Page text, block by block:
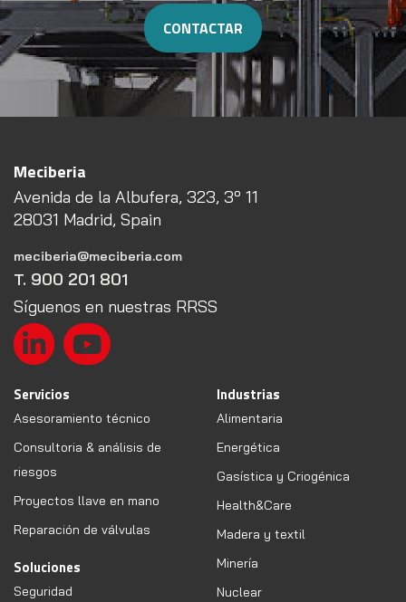
CONTACTAR
Meciberia
Avenida de la Albufera, 323, 3º 11
28031 Madrid, Spain
meciberia@meciberia.com
T. 900 201 801
Síguenos en nuestras RRSS
Servicios
Asesoramiento técnico
Consultoria & análisis de
riesgos
Proyectos llave en mano
Reparación de válvulas
Soluciones
Seguridad
Industrias
Alimentaria
Energética
Gasística y Criogénica
Health&Care
Madera y textil
Minería
Nuclear